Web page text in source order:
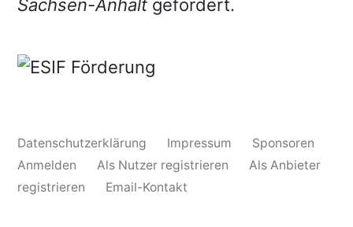
Sachsen-Anhalt gefördert.
Datenschutzerklärung Impressum
Sponsoren
Anmelden
Als Nutzer registrieren
Als Anbieter
registrieren
Email-Kontakt